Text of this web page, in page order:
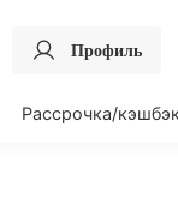
Профиль
Рассрочка/